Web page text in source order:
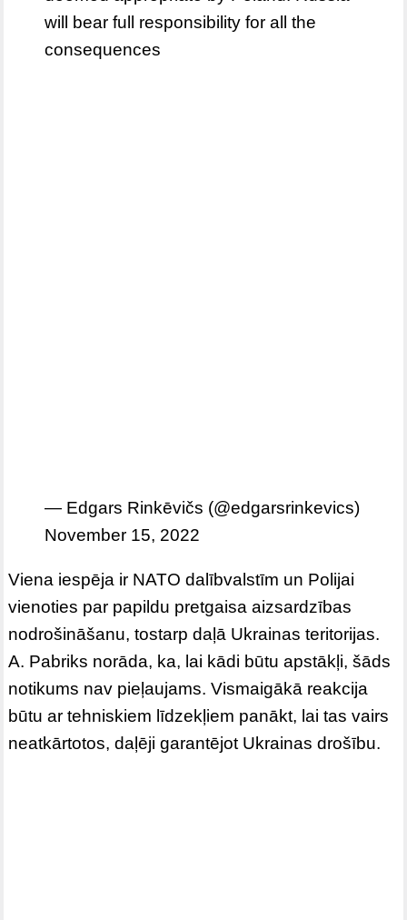
will bear full responsibility for all the
consequences
— Edgars Rinkēvičs (@edgarsrinkevics)
November 15, 2022
Viena iespēja ir NATO dalībvalstīm un Polijai
vienoties par papildu pretgaisa aizsardzības
nodrošināšanu, tostarp daļā Ukrainas teritorijas.
A. Pabriks norāda, ka, lai kādi būtu apstākļi, šāds
notikums nav pieļaujams. Vismaigākā reakcija
būtu ar tehniskiem līdzekļiem panākt, lai tas vairs
neatkārtotos, daļēji garantējot Ukrainas drošību.